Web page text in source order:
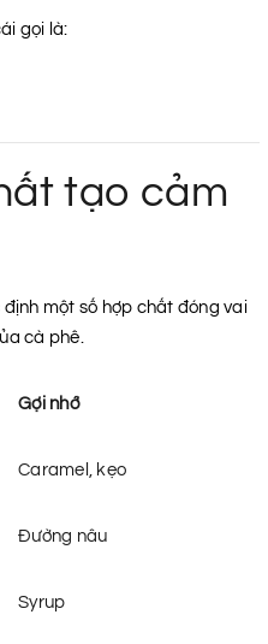
gọi là:
tạo cảm
một số hợp chất đóng vai
cà phê.
Gợi nhớ
Caramel, kẹo
Đường nâu
Syrup